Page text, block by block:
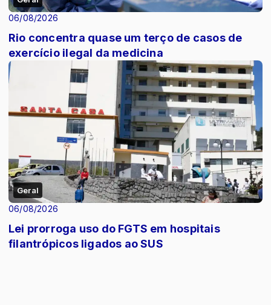
06/08/2026
Rio concentra quase um terço de casos de
exercício ilegal da medicina
Geral
06/08/2026
Lei prorroga uso do FGTS em hospitais
filantrópicos ligados ao SUS